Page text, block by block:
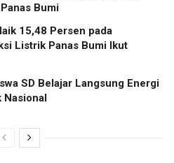
Bumi
15,48 Persen pada
Listrik Panas Bumi Ikut
SD Belajar Langsung Energi
Nasional